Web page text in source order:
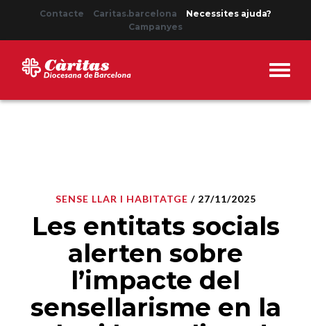
Contacte Caritas.barcelona
Necessites ajuda?
Campanyes
SENSE LLAR I HABITATGE / 27/11/2025
Les entitats socials
alerten sobre
l’impacte del
sensellarisme en la